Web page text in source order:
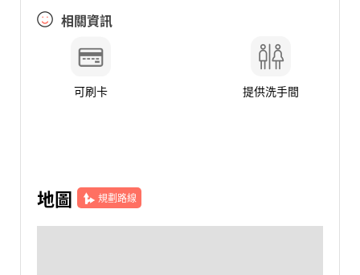
相關資訊
可刷卡 提供洗手間
地圖 規劃路線